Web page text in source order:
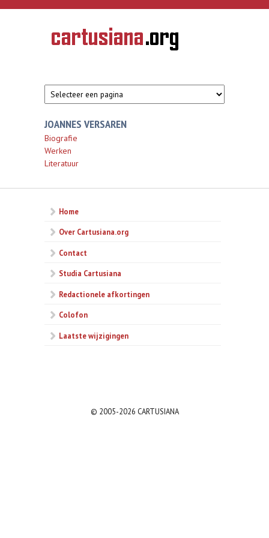
Overslaan en naar de inhoud gaan
CARTUSIANA
Geschiedenis
van de
JOANNES VERSAREN
Biografie
Werken
Literatuur
Home
Over Cartusiana.org
Contact
Studia Cartusiana
Redactionele afkortingen
Colofon
Laatste wijzigingen
© 2005-2026 CARTUSIANA